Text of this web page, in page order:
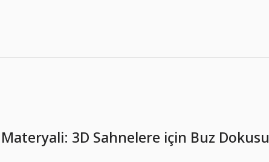
3D Sahnelere için Buz Dokusu